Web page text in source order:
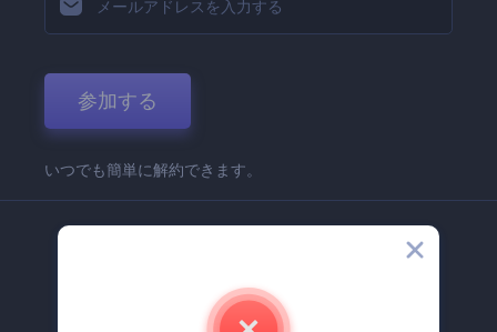
参加する
いつでも簡単に解約できます。
Renderforest 企業情報
お問い合わせ